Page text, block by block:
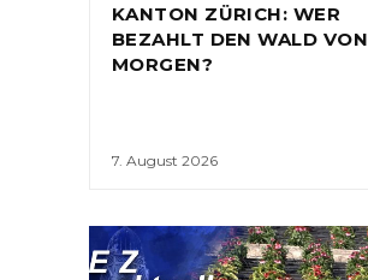
KANTON ZÜRICH: WER
BEZAHLT DEN WALD VON
MORGEN?
7. August 2026